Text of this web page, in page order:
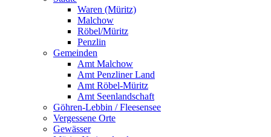
Waren (Müritz)
Malchow
Röbel/Müritz
Penzlin
Gemeinden
Amt Malchow
Amt Penzliner Land
Amt Röbel-Müritz
Amt Seenlandschaft
Göhren-Lebbin / Fleesensee
Vergessene Orte
Gewässer